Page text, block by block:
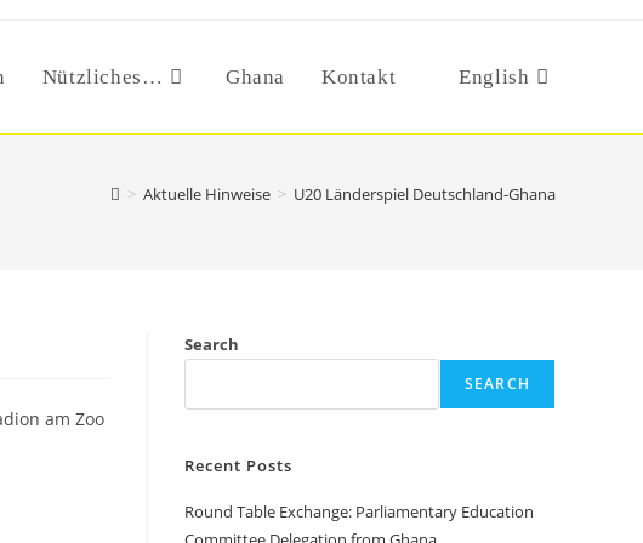
Nützliches… Ghana Kontakt English
> Aktuelle Hinweise > U20 Länderspiel Deutschland-Ghana
am Zoo
Search
SEARCH
Recent Posts
Round Table Exchange: Parliamentary Education